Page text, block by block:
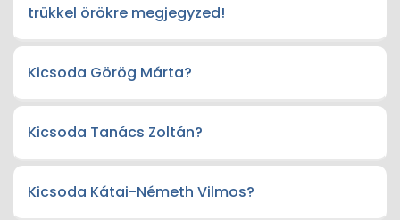
trükkel örökre megjegyzed!
Kicsoda Görög Márta?
Kicsoda Tanács Zoltán?
Kicsoda Kátai-Németh Vilmos?